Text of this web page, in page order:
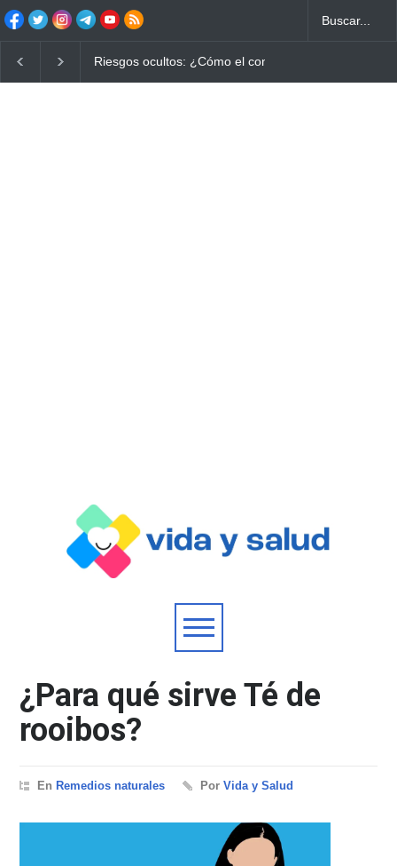
Riesgos ocultos: ¿Cómo el consumo de alimentos
¿Para qué sirve Té de
rooibos?
En Remedios naturales PorVida y Salud